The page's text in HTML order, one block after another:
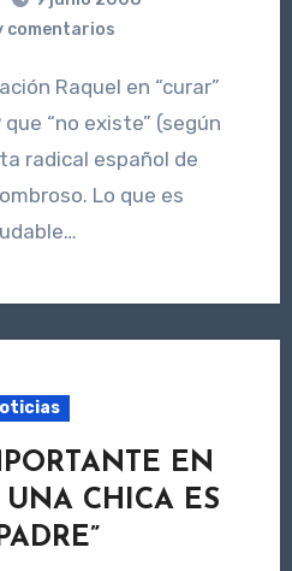
comentarios
“no existe” (según
radical español de
Lo que es
EN
CHICA ES